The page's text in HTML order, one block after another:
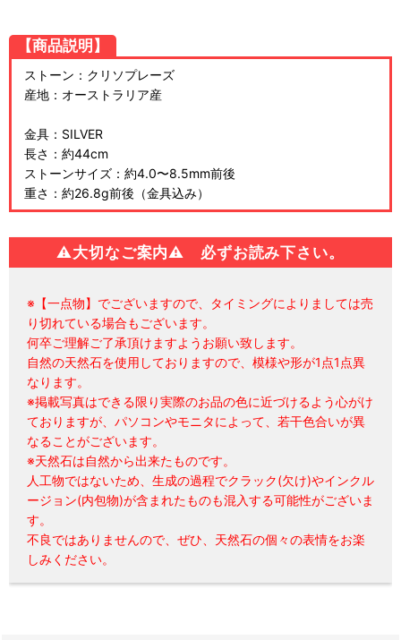
【商品説明】
ストーン：クリソプレーズ
産地：オーストラリア産
金具：SILVER
長さ：約44cm
ストーンサイズ：約4.0〜8.5mm前後
重さ：約26.8g前後（金具込み）
⚠大切なご案内⚠ 必ずお読み下さい。
※【一点物】でございますので、タイミングによりましては売
り切れている場合もございます。
何卒ご理解ご了承頂けますようお願い致します。
自然の天然石を使用しておりますので、模様や形が1点1点異
なります。
※掲載写真はできる限り実際のお品の色に近づけるよう心がけ
ておりますが、パソコンやモニタによって、若干色合いが異
なることがございます。
※天然石は自然から出来たものです。
人工物ではないため、生成の過程でクラック(欠け)やインクル
ージョン(内包物)が含まれたものも混入する可能性がございま
す。
不良ではありませんので、ぜひ、天然石の個々の表情をお楽
しみください。